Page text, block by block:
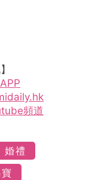
頻道
婚禮